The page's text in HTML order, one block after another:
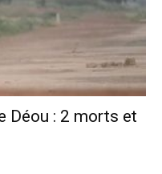
Déou : 2 morts et